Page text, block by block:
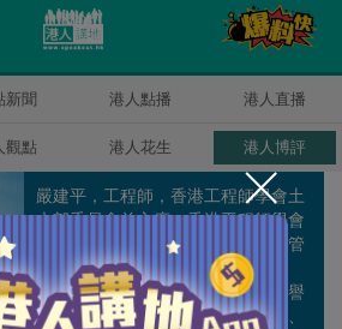
新聞 港人點播 港人直播
觀點 港人花生 港人博評
嚴建平，工程師，香港工程師學會土
木部委員會前主席、香港工程師學會
環境部委員會前主席、工程師註冊管
理局前委員、香港工程師學會前理
事、澳洲工程師學會香港分部前榮譽
顧問、工程界社促會前高級副主席、